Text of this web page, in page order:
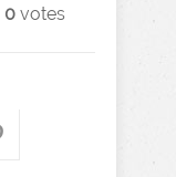
0 votes